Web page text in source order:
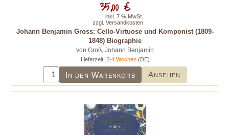
Johann Benjamin Gross: Cello-Virtuose und Komponist (1809-
1848) Biographie
von Groß, Johann Benjamin
Lieferzeit: 2-4 Wochen(DE)
In den Warenkorb Ansehen
35,00 €
inkl. 7 % MwSt.
zzgl. Versandkosten